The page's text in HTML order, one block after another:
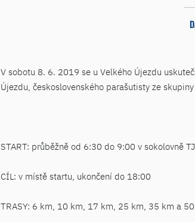
V sobotu 8. 6. 2019 se u Velkého Újezdu
Újezdu, československého parašutisty ze
START: průběžně od 6:30 do 9:00 v sokolovně
CÍL: v místě startu, ukončení do 18:00
TRASY: 6 km, 10 km, 17 km, 25 km, 35 km a